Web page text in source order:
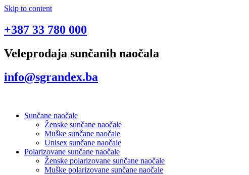
Skip to content
+387 33 780 000
Veleprodaja sunčanih naočala
info@sgrandex.ba
Sunčane naočale
Ženske sunčane naočale
Muške sunčane naočale
Unisex sunčane naočale
Polarizovane sunčane naočale
Ženske polarizovane sunčane naočale
Muške polarizovane sunčane naočale